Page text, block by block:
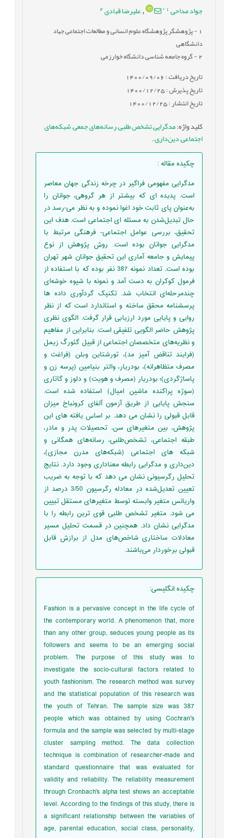
جواد مداحی *
,علیرضا قبادی 2
- پژوهشگر پژوهشگاه علوم انسانی و مطالعات اجتماعی جهاد
دانشگاهی
2- گروه جامعه شناسی دانشگاه خوارزمی
تاریخ دریافت : 1400/09/06
تاریخ پذیرش : 1400/12/25
تاریخ انتشار : 1400/12/25
کلید واژه:مدگرایی,تشخص طلبی,رسانه‌های جمعی,شبکه‌های
اجتماعی,دین‌داری.,
چکیده مقاله:
مدگرایی مفهومی فراگیر در چرخه زندگی جهان معاصر
است. پدیده ای که بیشتر از هر گروهی، جوانان را
به‌عنوان پای ثابت خود اغوا نموده و به نظر می-رسد در
حال تبدیل‌شدن به مسئله ای اجتماعی است. هدف این
تحقیق، بررسی عوامل اجتماعی- فرهنگی مرتبط با
مدگرایی جوانان بوده است. روش پژوهش از نوع
پیمایش و جامعه آماری این تحقیق جوانان شهر تهران
بوده است. تعداد نمونه 387 نفر بوده که با استفاده از
فرمول کوکران به دست آمد و نمونه با شيوه خوشه‌ای
چندمرحله‌ای انتخاب شد. تکنیک گردآوری داده ها
پرسشنامه محقق ساخته و استاندارد است که از نظر
روایی و پایایی مورد ارزیابی قرار گرفت. الگوی نظری
پژوهش حاضر الگویی تلفیقی است. بنابراین از مفاهیم
و نظریه‌های متخصصان اجتماعی از قبیل گئورگ زیمل
(فرایند تناقض آمیز مد)، تورشتاین وبلن (فراغت و
مصرف متظاهرانه)، بودریار، والتر بنیامین (پرسه زن و
پاساژگردی)؛ بودریار (مصرف و هویت) و دلوز و گاتاری
(سوژه پراکنده ماشین امیال) استفاده ‌شده است.
سنجش پایایی از طریق آزمون آلفای کرونباخ میزان
قابل قبولی را نشان می دهد. بر اساس یافته های این
پژوهش، بین متغیرهای سن، تحصیلات پدر و مادر،
طبقه اجتماعی، تشخص‌طلبی، رسانه‌های همگانی و
شبکه های اجتماعی (شبکه‌های مدرن مجازی)،
دین‌داری و مدگرایی رابطه معناداری وجود دارد. نتایج
تحلیل رگرسیونی نشان می دهد که با توجه به ضریب
تعیین تعدیل‌شده در معادله رگرسیون 3/50 درصد از
واریانس متغیر وابسته توسط متغیرهای مستقل تبیین
می شود. متغیر تشخص طلبی قوی ترین رابطه را با
مدگرایی نشان داد. همچنین در قسمت تحلیل مسیر
معادلات ساختاری شاخص‌های مدل از برازش قابل
قبولی برخوردار می‌باشند.
چکیده انگلیسی:
Fashion is a pervasive concept in the life cycle of
the contemporary world. A phenomenon that, more
than any other group, seduces young people as its
followers and seems to be an emerging social
problem. The purpose of this study was to
investigate the socio-cultural factors related to
youth fashionism. The research method was survey
and the statistical population of this research was
the youth of Tehran. The sample size was 387
people which was obtained by using Cochran's
formula and the sample was selected by multi-stage
cluster sampling method. The data collection
technique is combination of researcher-made and
standard questionnaire that was evaluated for
validity and reliability. The reliability measurement
through Cronbach's alpha test shows an acceptable
level. According to the findings of this study, there is
a significant relationship between the variables of
age, parental education, social class, personality,